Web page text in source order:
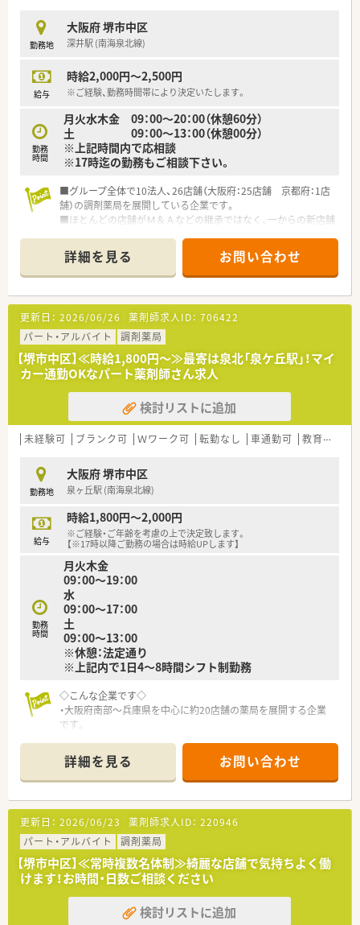
勤務地
大阪府 堺市中区
深井駅 (南海泉北線)
給与
時給2,000円～2,500円
※ご経験、勤務時間帯により決定いたします。
勤務
時間
月火水木金 09：00～20：00（休憩60分）
土 09：00～13：00（休憩00分）
※上記時間内で応相談
※17時迄の勤務もご相談下さい。
■グループ全体で10法人、26店舗（大阪府：25店舗 京都府：1店
舗）の調剤薬局を展開している企業です。
■ほとんどの店舗がＭ＆Ａなどの継承ではなく、一からの新店舗
めとして連携が非常にとりやすくなっています。
■ヘルプ体制が整っており、希望のお休みなども比較的取得しや
すい環境です。
■会社としても薬剤師様の生涯学習のバックアップをしており、
認定薬剤師取得のためのe-learningの受講補助がございます。
詳細を見る お問い合わせ
更新日： 2026/06/26 薬剤師求人ID： 706422
パート・アルバイト
調剤薬局
【堺市中区】≪時給1,800円～≫最寄は泉北「泉ケ丘駅」！マイ
カー通勤OKなパート薬剤師さん求人
検討リストに追加
未経験可 ブランク可 Ｗワーク可 転勤なし 車通勤可 教育制度あり
勤務地
大阪府 堺市中区
泉ヶ丘駅 (南海泉北線)
給与
時給1,800円～2,000円
※ご経験・ご年齢を考慮の上で決定致します。
【※17時以降ご勤務の場合は時給UPします】
勤務
時間
月火木金
09：00～19：00
水
09：00～17：00
土
09：00～13：00
※休憩：法定通り
※上記内で1日4～8時間シフト制勤務
◇こんな企業です◇
・大阪府南部～兵庫県を中心に約20店舗の薬局を展開する企業
です。
・経験豊富な先輩薬剤師さんが多数在籍しています。ブランク・
未経験の方でも、どの店舗に配属されても安心の環境がありま
す。
詳細を見る お問い合わせ
更新日： 2026/06/23 薬剤師求人ID： 220946
パート・アルバイト
調剤薬局
【堺市中区】≪常時複数名体制≫綺麗な店舗で気持ちよく働
けます！お時間・日数ご相談ください
検討リストに追加